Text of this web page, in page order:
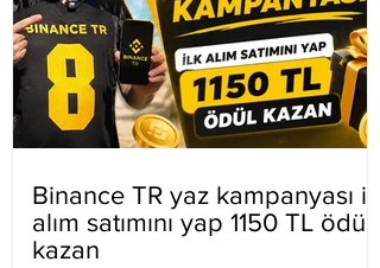
Binance TR yaz kampanyası ilk
alım satımını yap 1150 TL ödül
kazan